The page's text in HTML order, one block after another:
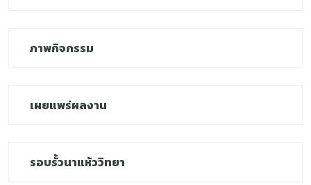
ภาพกิจกรรม
เผยแพร่ผลงาน
รอบรั้วนาแห้ววิทยาถามเกี่ยวกับโรงเรียนนาแห้ววิทยาได้เลยนะคะ
ตาหวานพร้อมช่วยเหลือทุกคนค่ะ 💜